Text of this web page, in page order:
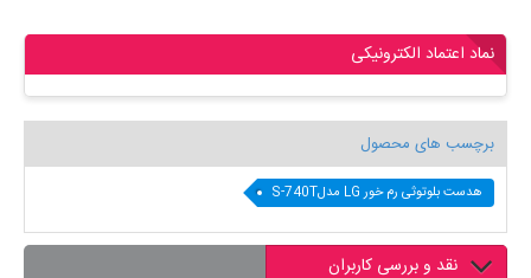
نماد اعتماد الکترونیکی
برچسب های محصول
هدست بلوتوثی رم خور LG مدلS-740T
نقد و بررسی کاربران